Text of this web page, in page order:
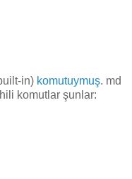
----
in) komutuymuş. md
komutlar şunlar: